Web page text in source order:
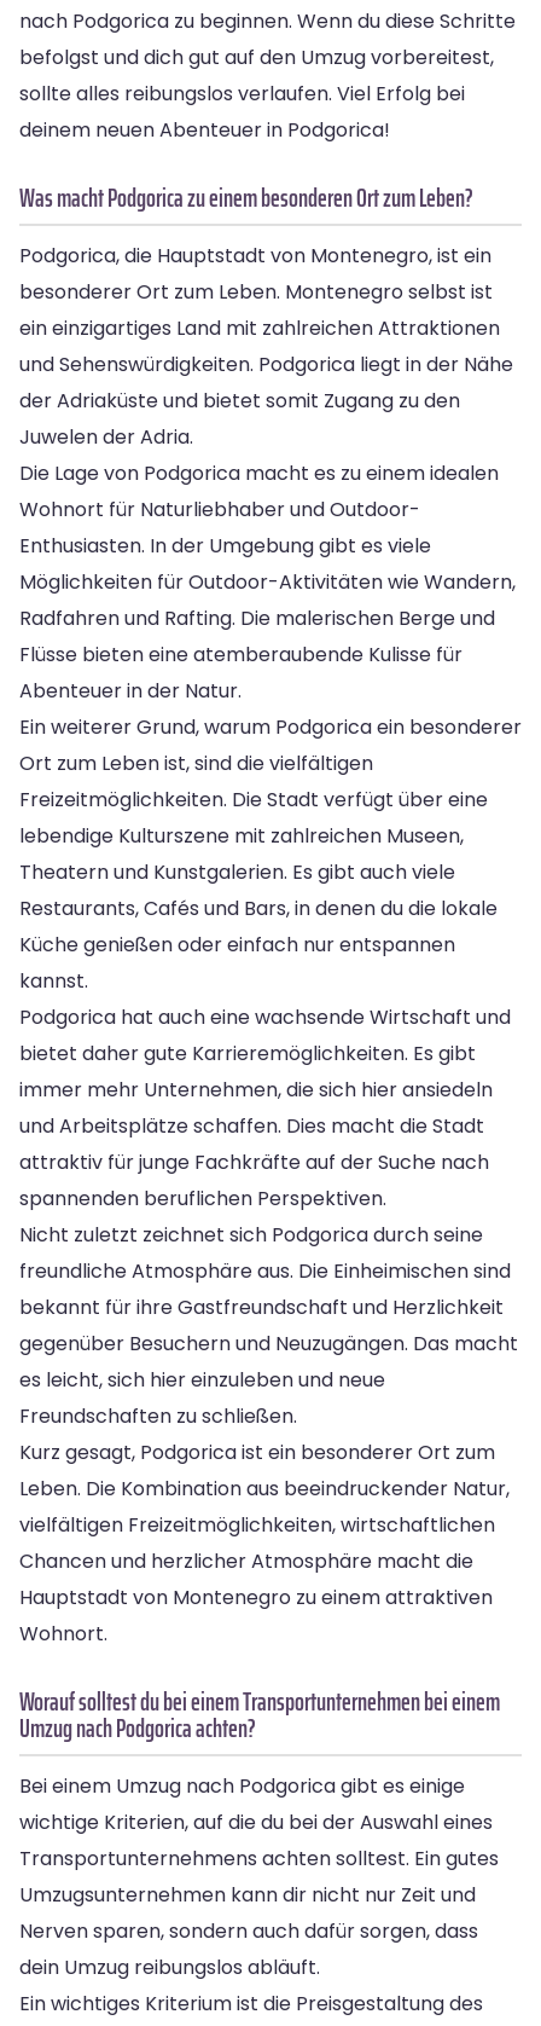
nach Podgorica zu beginnen. Wenn du diese Schritte
befolgst und dich gut auf den Umzug vorbereitest,
sollte alles reibungslos verlaufen. Viel Erfolg bei
deinem neuen Abenteuer in Podgorica!
Was macht Podgorica zu einem besonderen Ort zum Leben?
Podgorica, die Hauptstadt von Montenegro, ist ein
besonderer Ort zum Leben. Montenegro selbst ist
ein einzigartiges Land mit zahlreichen Attraktionen
und Sehenswürdigkeiten. Podgorica liegt in der Nähe
der Adriaküste und bietet somit Zugang zu den
Juwelen der Adria.
Die Lage von Podgorica macht es zu einem idealen
Wohnort für Naturliebhaber und Outdoor-
Enthusiasten. In der Umgebung gibt es viele
Möglichkeiten für Outdoor-Aktivitäten wie Wandern,
Radfahren und Rafting. Die malerischen Berge und
Flüsse bieten eine atemberaubende Kulisse für
Abenteuer in der Natur.
Ein weiterer Grund, warum Podgorica ein besonderer
Ort zum Leben ist, sind die vielfältigen
Freizeitmöglichkeiten. Die Stadt verfügt über eine
lebendige Kulturszene mit zahlreichen Museen,
Theatern und Kunstgalerien. Es gibt auch viele
Restaurants, Cafés und Bars, in denen du die lokale
Küche genießen oder einfach nur entspannen
kannst.
Podgorica hat auch eine wachsende Wirtschaft und
bietet daher gute Karrieremöglichkeiten. Es gibt
immer mehr Unternehmen, die sich hier ansiedeln
und Arbeitsplätze schaffen. Dies macht die Stadt
attraktiv für junge Fachkräfte auf der Suche nach
spannenden beruflichen Perspektiven.
Nicht zuletzt zeichnet sich Podgorica durch seine
freundliche Atmosphäre aus. Die Einheimischen sind
bekannt für ihre Gastfreundschaft und Herzlichkeit
gegenüber Besuchern und Neuzugängen. Das macht
es leicht, sich hier einzuleben und neue
Freundschaften zu schließen.
Kurz gesagt, Podgorica ist ein besonderer Ort zum
Leben. Die Kombination aus beeindruckender Natur,
vielfältigen Freizeitmöglichkeiten, wirtschaftlichen
Chancen und herzlicher Atmosphäre macht die
Hauptstadt von Montenegro zu einem attraktiven
Wohnort.
Worauf solltest du bei einem Transportunternehmen bei einem
Umzug nach Podgorica achten?
Bei einem Umzug nach Podgorica gibt es einige
wichtige Kriterien, auf die du bei der Auswahl eines
Transportunternehmens achten solltest. Ein gutes
Umzugsunternehmen kann dir nicht nur Zeit und
Nerven sparen, sondern auch dafür sorgen, dass
dein Umzug reibungslos abläuft.
Ein wichtiges Kriterium ist die Preisgestaltung des